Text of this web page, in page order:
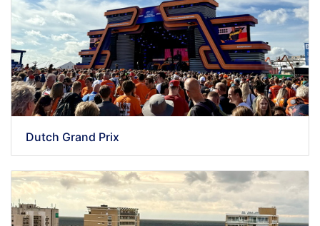
Dutch Grand Prix